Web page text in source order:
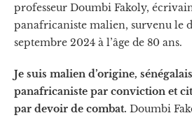
professeur Doumbi Fakoly,
panafricaniste malien, survenu le
septembre 2024 à l’âge de 80 ans.
Je suis malien d’origine,
panafricaniste par conviction et
par devoir de combat. Doumbi